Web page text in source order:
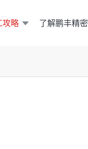
攻略 了解鹏丰精密